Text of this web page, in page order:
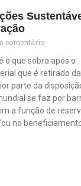
comentário
o que sobra após o
que é retirado
parte da
se faz por
a função de
no